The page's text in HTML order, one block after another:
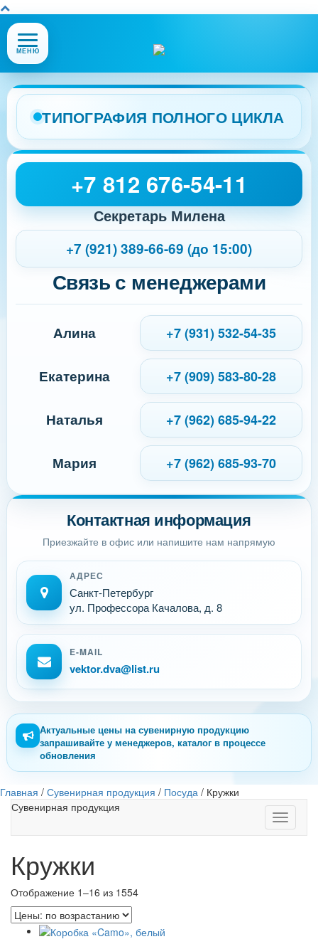
Открыть
или
меню
сайта
МЕНЮ
ТИПОГРАФИЯ ПОЛНОГО ЦИКЛА
Контактная информация
Приезжайте в офис или напишите нам напрямую
АДРЕС
Санкт-Петербург
ул. Профессора Качалова, д. 8
E-MAIL
vektor.dva@list.ru
+7 812 676-54-11
Секретарь Милена
+7 (921) 389-66-69 (до 15:00)
Связь с менеджерами
Алина +7 (931) 532-54-35
Екатерина +7 (909) 583-80-28
Наталья +7 (962) 685-94-22
Мария +7 (962) 685-93-70
Актуальные цены на сувенирную продукцию
запрашивайте у менеджеров, каталог в процессе
обновления
Главная / Сувенирная продукция / Посуда / Кружки
Toggle
Сувенирная продукция
Кружки
Отображение 1–16 из 1554